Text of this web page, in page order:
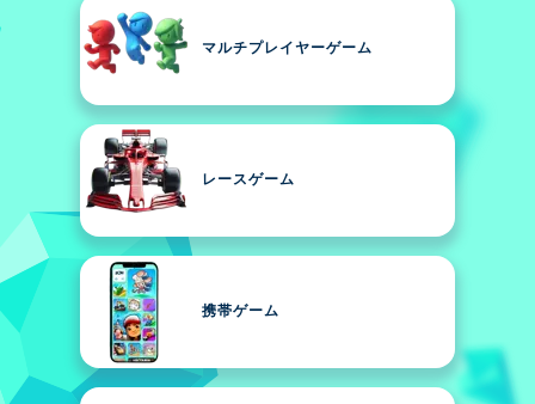
マルチプレイヤーゲーム
レースゲーム
携帯ゲーム